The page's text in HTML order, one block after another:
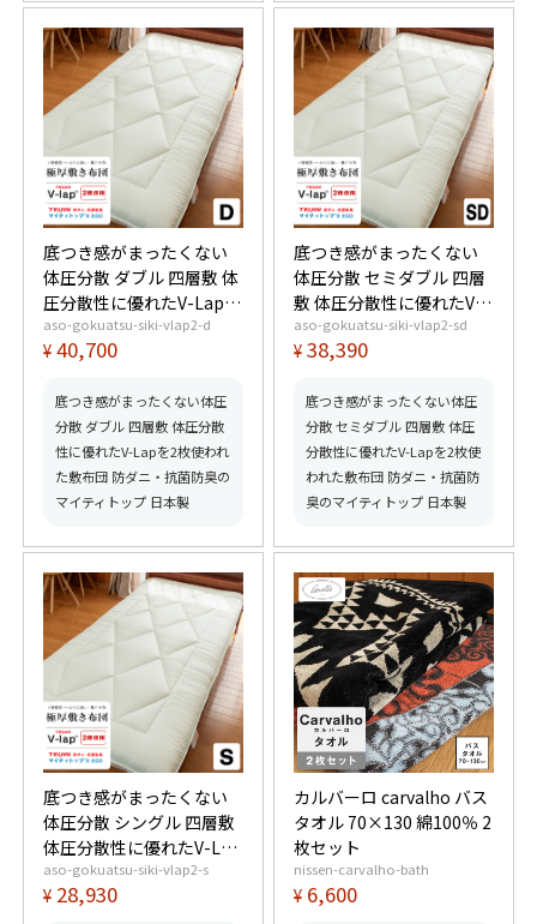
底つき感がまったくない
体圧分散 ダブル 四層敷 体
圧分散性に優れたV-Lapを
2枚使われた敷布団 防ダ
ニ・抗菌防臭のマイティ
aso-gokuatsu-siki-vlap2-d
¥ 40,700
底つき感がまったくない体圧
分散 ダブル 四層敷 体圧分散
性に優れたV-Lapを2枚使われ
た敷布団 防ダニ・抗菌防臭の
マイティトップ 日本製
底つき感がまったくない
体圧分散 セミダブル 四層
敷 体圧分散性に優れたV-
Lapを2枚使われた敷布団
防ダニ・抗菌防臭のマイ
aso-gokuatsu-siki-vlap2-sd
¥ 38,390
底つき感がまったくない体圧
分散 セミダブル 四層敷 体圧
分散性に優れたV-Lapを2枚使
われた敷布団 防ダニ・抗菌防
臭のマイティトップ 日本製
底つき感がまったくない
体圧分散 シングル 四層敷
体圧分散性に優れたV-Lap
を2枚使われた敷布団 防ダ
ニ・抗菌防臭のマイティ
aso-gokuatsu-siki-vlap2-s
¥ 28,930
カルバーロ carvalho バス
タオル 70×130 綿100％ 2
枚セット
nissen-carvalho-bath
¥ 6,600